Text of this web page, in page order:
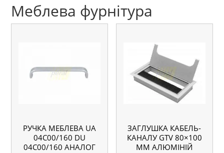
Меблева фурнітура
РУЧКА МЕБЛЕВА UA
04C00/160 DU
04C00/160 АНАЛОГ
ЗАГЛУШКА КАБЕЛЬ-
КАНАЛУ GTV 80×100
ММ АЛЮМІНІЙ